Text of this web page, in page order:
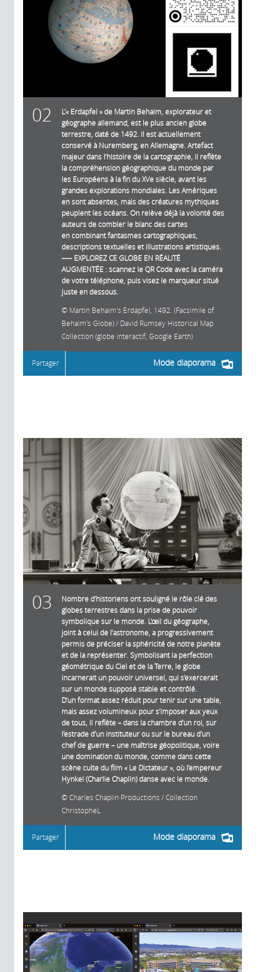
02
L’« Erdapfel » de Martin Behaim, explorateur et
géographe allemand, est le plus ancien globe
terrestre, daté de 1492. Il est actuellement
conservé à Nuremberg, en Allemagne. Artefact
majeur dans l’histoire de la cartographie, il reflète
la compréhension géographique du monde par
les Européens à la fin du XVe siècle, avant les
grandes explorations mondiales. Les Amériques
en sont absentes, mais des créatures mythiques
peuplent les océans. On relève déjà la volonté des
auteurs de combler le blanc des cartes
en combinant fantasmes cartographiques,
descriptions textuelles et illustrations artistiques.
––– EXPLOREZ CE GLOBE EN RÉALITÉ
AUGMENTÉE : scannez le QR Code avec la caméra
de votre téléphone, puis visez le marqueur situé
juste en dessous.
Martin Behaim's Erdapfel, 1492. (Facsimile of
Behaim's Globe) / David Rumsey Historical Map
Collection (globe interactif, Google Earth)
Mode diaporama
Partager
03
Nombre d’historiens ont souligné le rôle clé des
globes terrestres dans la prise de pouvoir
symbolique sur le monde. L’œil du géographe,
joint à celui de l’astronome, a progressivement
permis de préciser la sphéricité de notre planète
et de la représenter. Symbolisant la perfection
géométrique du Ciel et de la Terre, le globe
incarnerait un pouvoir universel, qui s’exercerait
sur un monde supposé stable et contrôlé.
D’un format assez réduit pour tenir sur une table,
mais assez volumineux pour s’imposer aux yeux
de tous, il reflète – dans la chambre d’un roi, sur
l’estrade d’un instituteur ou sur le bureau d’un
chef de guerre – une maîtrise géopolitique, voire
une domination du monde, comme dans cette
scène culte du film « Le Dictateur », où l’empereur
Hynkel (Charlie Chaplin) danse avec le monde.
Charles Chaplin Productions / Collection
ChristopheL
Mode diaporama
Partager